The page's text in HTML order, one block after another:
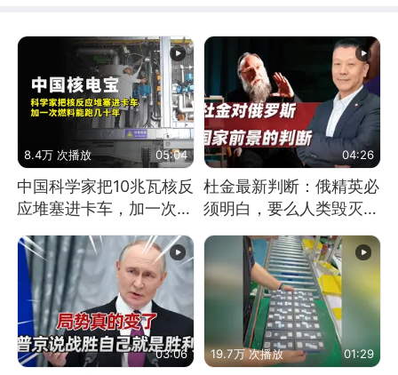
8.4万 次播放 05:04
中国科学家把10兆瓦核反
应堆塞进卡车，加一次燃
料能跑几十年
04:26
杜金最新判断：俄精英必
须明白，要么人类毁灭，
要么俄毁灭
03:06 19.7万 次播放 01:29